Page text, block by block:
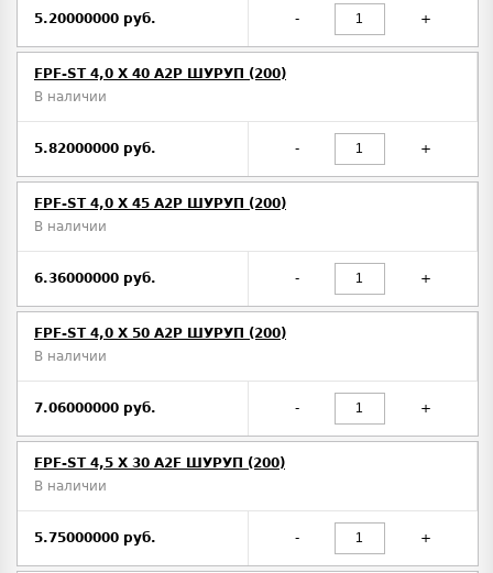
5.20000000 руб. - +
FPF-ST 4,0 X 40 A2P ШУРУП (200)
В наличии
5.82000000 руб. - +
FPF-ST 4,0 X 45 A2P ШУРУП (200)
В наличии
6.36000000 руб. - +
FPF-ST 4,0 X 50 A2P ШУРУП (200)
В наличии
7.06000000 руб. - +
FPF-ST 4,5 X 30 A2F ШУРУП (200)
В наличии
5.75000000 руб. - +